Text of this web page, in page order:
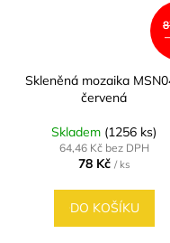
Skleněná mozaika
červená
Skladem (1256 ks)
64,46 Kč bez DPH
78 Kč / ks
DO KOŠÍKU